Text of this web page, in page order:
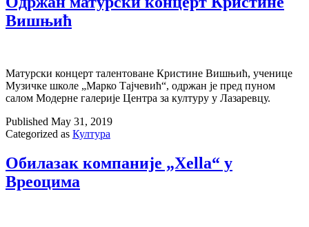
Вишњић
Матурски концерт талентоване Кристине Вишњић, ученице
Музичке школе „Марко Тајчевић“, одржан је пред пуном
салом Модерне галерије Центра за културу у Лазаревцу.
Published May 31, 2019
Categorized as Култура
Обилазак компаније „Xella“ у
Вреоцима